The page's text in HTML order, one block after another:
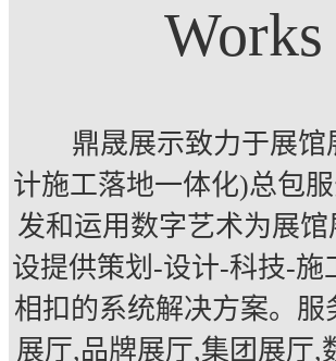
Works
鼎晟展示致力于展馆
计施工落地一体化)总包
发和运用数字艺术为展
设提供策划-设计-科技-施
相扣的系统解决方案。服
展厅,品牌展厅,集团展厅,